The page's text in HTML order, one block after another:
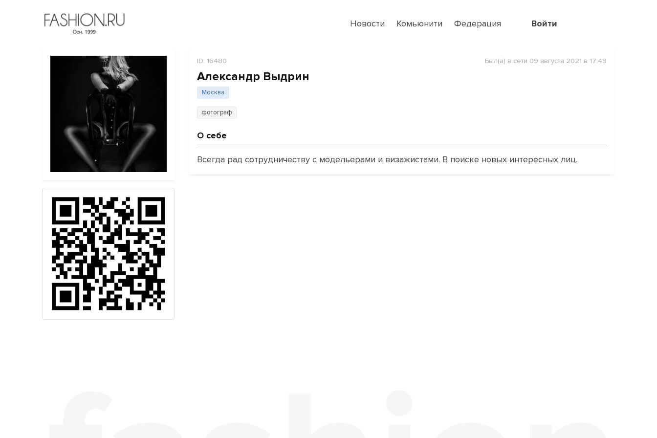
Новости Комьюнити Федерация Войти
ID: 16480 Был(а) в сети 09 августа 2021 в 17:49
Александр Выдрин
Москва
фотограф
О себе
Всегда рад сотрудничеству с модельерами и визажистами. В поиске новых интересных лиц.